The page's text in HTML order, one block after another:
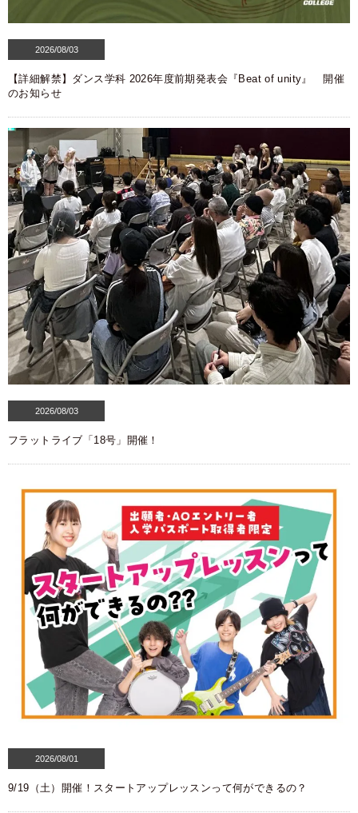
2026/08/03
【詳細解禁】ダンス学科 2026年度前期発表会『Beat of unity』 開催
のお知らせ
2026/08/03
フラットライブ「18号」開催！
2026/08/01
9/19（土）開催！スタートアップレッスンって何ができるの？